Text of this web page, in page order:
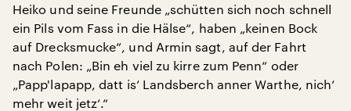
Heiko und seine Freunde „schütten sich noch schnell
ein Pils vom Fass in die Hälse“, haben „keinen Bock
auf Drecksmucke“, und Armin sagt, auf der Fahrt
nach Polen: „Bin eh viel zu kirre zum Penn“ oder
„Papp'lapapp, datt is‘ Landsberch anner Warthe, nich‘
mehr weit jetz‘.“